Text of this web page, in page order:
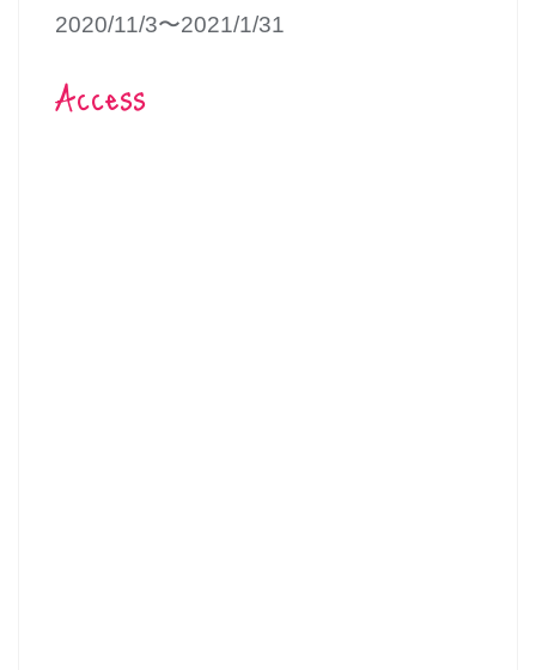
2020/11/3〜2021/1/31
Access